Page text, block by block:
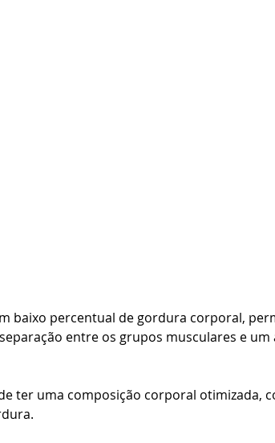
baixo percentual de gordura corporal,
entre os grupos musculares e um
ter uma composição corporal otimizada,